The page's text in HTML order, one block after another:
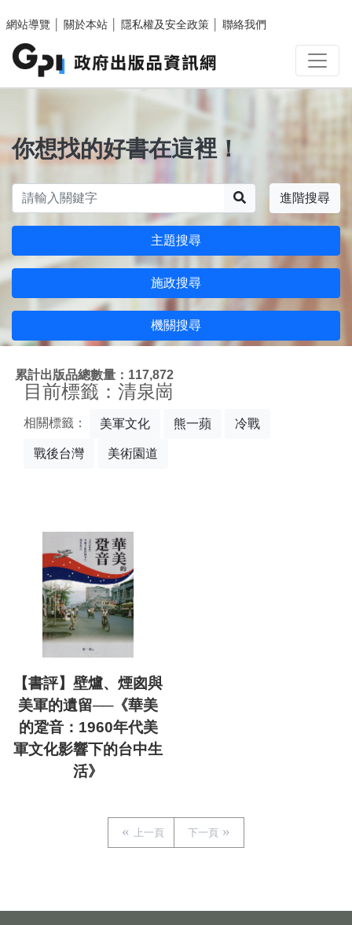
網站導覽
關於本站 隱私權及安全政策 聯絡我們
你想找的好書在這裡！
進階搜尋
主題搜尋
施政搜尋
機關搜尋
累計出版品總數量：117,872
目前標籤：清泉崗
相關標籤： 美軍文化 熊一蘋 冷戰
戰後台灣 美術園道
【書評】壁爐、煙囪與
美軍的遺留──《華美
的跫音：1960年代美
軍文化影響下的台中生
活》
上一頁 下一頁